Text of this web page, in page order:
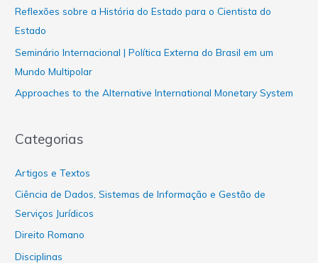
Reflexões sobre a História do Estado para o Cientista do
Estado
Seminário Internacional | Política Externa do Brasil em um
Mundo Multipolar
Approaches to the Alternative International Monetary System
Categorias
Artigos e Textos
Ciência de Dados, Sistemas de Informação e Gestão de
Serviços Jurídicos
Direito Romano
Disciplinas